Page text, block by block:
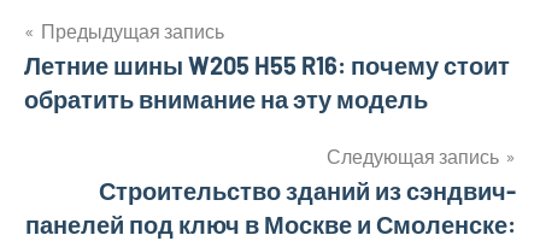
Навигация
по
Предыдущая запись
Летние шины W205 H55 R16: почему стоит
обратить внимание на эту модель
Следующая запись
Строительство зданий из сэндвич-
панелей под ключ в Москве и Смоленске: